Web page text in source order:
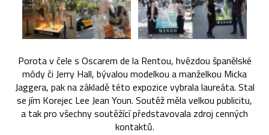
Porota v čele s Oscarem de la Rentou, hvězdou španělské
módy či Jerry Hall, bývalou modelkou a manželkou Micka
Jaggera, pak na základě této expozice vybrala laureáta. Stal
se jím Korejec Lee Jean Youn. Soutěž měla velkou publicitu,
a tak pro všechny soutěžící představovala zdroj cenných
kontaktů.